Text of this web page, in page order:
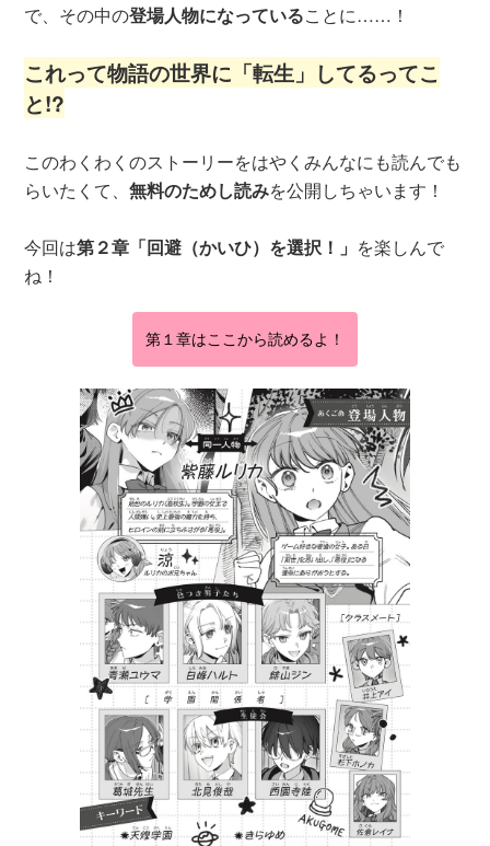
で、その中の登場人物になっていることに……！
これって物語の世界に「転生」してるってこ
と!?
このわくわくのストーリーをはやくみんなにも読んでも
らいたくて、無料のためし読みを公開しちゃいます！
今回は第２章「回避（かいひ）を選択！」 を楽しんで
ね！
第１章はここから読めるよ！